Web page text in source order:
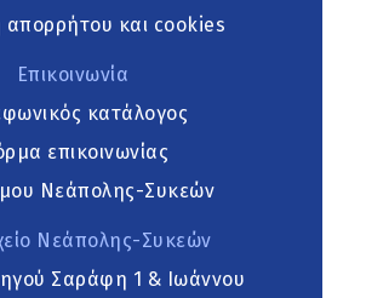
απορρήτου και cookies
Επικοινωνία
κατάλογος
επικοινωνίας
Νεάπολης-Συκεών
Νεάπολης-Συκεών
Σαράφη 1 & Ιωάννου